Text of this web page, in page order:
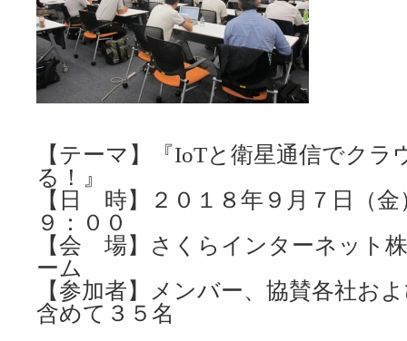
【テーマ】『IoTと衛星通信でク
る！』
【日 時】２０１８年９月７日（金
９：００
【会 場】さくらインターネット
ーム
【参加者】メンバー、協賛各社お
含めて３５名